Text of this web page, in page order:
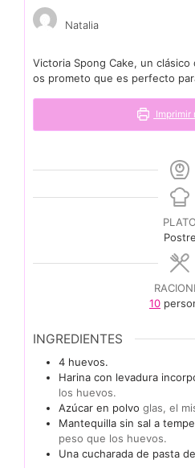
Natalia
Victoria Spong Cake, un
os prometo que es perfecto
Imprimir
PLATO
Postre
10
INGREDIENTES
4 huevos.
Harina con levadura
los huevos.
Azúcar en polvo glas, el
Mantequilla sin sal a
peso que los huevos.
Una cucharada de pasta